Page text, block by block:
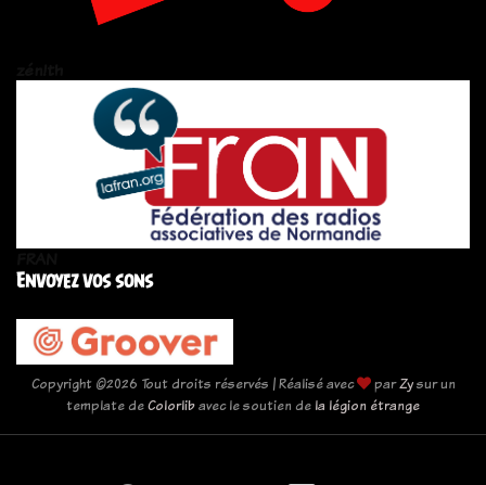
Envoyez vos sons
Copyright ©2026 Tout droits réservés | Réalisé avec parZysur un
template deColorlibavec le soutien de la légion étrange